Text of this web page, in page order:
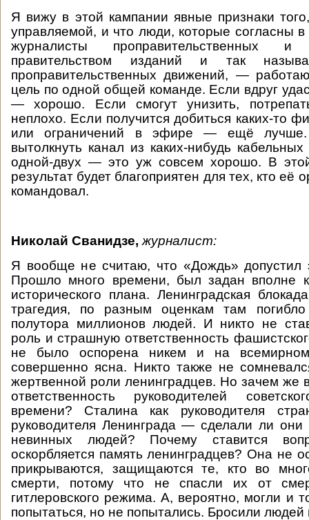
Я вижу в этой кампании явные признаки
управляемой, и что люди, которые согласны
журналисты проправительственных и
правительством изданий и так
проправительственных движений, —
цель по одной общей команде. Если вдруг
— хорошо. Если смогут унизить,
неплохо. Если получится добиться каких-то
или ограничений в эфире — ещё
вытолкнуть канал из каких-нибудь
одной-двух — это уж совсем хорошо. В
результат будет благоприятен для тех, кто её
командовал.
Николай Сванидзе, журналист:
Я вообще не считаю, что «Дождь» допустил
Прошло много времени, был задан вполне
исторического плана. Ленинградская
трагедия, по разным оценкам там
полутора миллионов людей. И никто не
роль и страшную ответственность
не было оспорена никем и на
совершенно ясна. Никто также не
жертвенной роли ленинградцев. Но зачем же
ответственность руководителей
времени? Сталина как руководителя
руководителя Ленинграда — сделали ли они
невинных людей? Почему ставится
оскорбляется память ленинградцев? Она не
прикрываются, защищаются те, кто во
смерти, потому что не спасли их от
гитлеровского режима. А, вероятно, могли и
попытаться, но не попытались. Бросили людей